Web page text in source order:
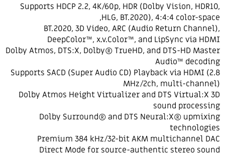
Supports HDCP 2.2, 4K/60p, HDR (Dolby Vision, HDR10,
HLG, BT.2020), 4:4:4 color-space,
BT.2020, 3D Video, ARC (Audio Return Channel),
DeepColor™, x.v.Color™, and LipSync via HDMI
Dolby Atmos, DTS:X, Dolby® TrueHD, and DTS-HD Master
Audio™ decoding
Supports SACD (Super Audio CD) Playback via HDMI (2.8
MHz/2ch, multi-channel)
Dolby Atmos Height Virtualizer and DTS Virtual:X 3D
sound processing
Dolby Surround® and DTS Neural:X® upmixing
technologies
Premium 384 kHz/32-bit AKM multichannel DAC
Direct Mode for source-authentic stereo sound